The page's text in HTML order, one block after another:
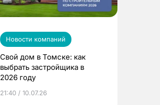
Новости компаний
Свой дом в Томске: как
выбрать застройщика в
2026 году
21:40 / 10.07.26